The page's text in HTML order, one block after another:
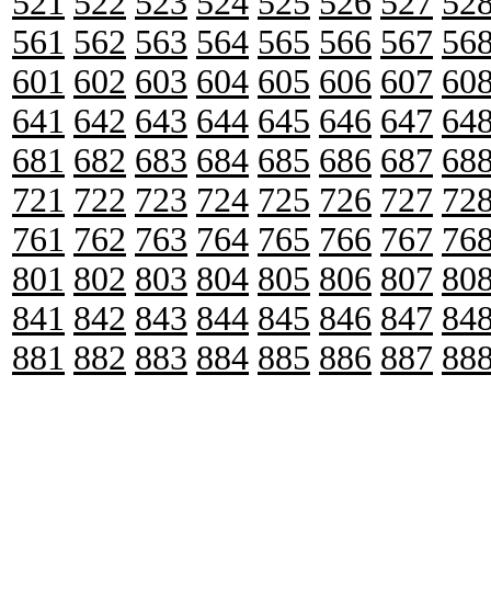
561 562 563 564 565 566 567
601 602 603 604 605 606 607
641 642 643 644 645 646 647
681 682 683 684 685 686 687
721 722 723 724 725 726 727
761 762 763 764 765 766 767
801 802 803 804 805 806 807
841 842 843 844 845 846 847
881 882 883 884 885 886 887